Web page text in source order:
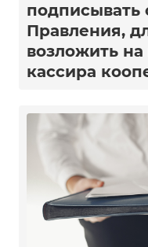
подписывать
Правления,
возложить
кассира